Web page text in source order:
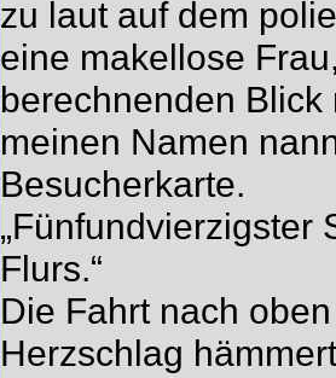
zu laut auf dem
eine makellose
berechnenden
meinen Namen
Besucherkarte.
„Fünfundvierzigster
Flurs.“
Die Fahrt nach
Herzschlag